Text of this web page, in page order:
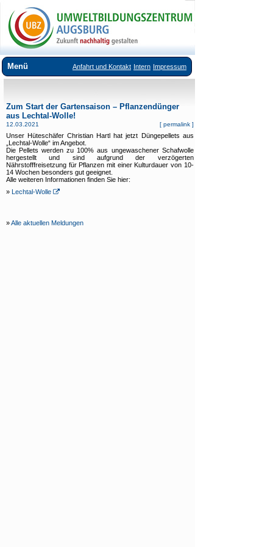
Anfahrt und Kontakt Intern Impressum
Menü
Veranstaltungsangebote
Ausstellungen im UBZ
Vermietung Seminarräume
Downloads
Links
Zum Start der Gartensaison – Pflanzendünger
aus Lechtal-Wolle!
[ permalink]
12.03.2021
Unser Hüteschäfer Christian Hartl hat jetzt Düngepellets aus
„Lechtal-Wolle“ im Angebot.
Die Pellets werden zu 100% aus ungewaschener Schafwolle
hergestellt und sind aufgrund der verzögerten
Nährstofffreisetzung für Pflanzen mit einer Kulturdauer von 10-
14 Wochen besonders gut geeignet.
Alle weiteren Informationen finden Sie hier:
» Lechtal-Wolle
»Alle aktuellen Meldungen